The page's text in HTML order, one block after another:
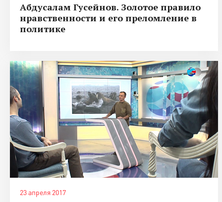
Абдусалам Гусейнов. Золотое правило
нравственности и его преломление в
политике
23 апреля 2017